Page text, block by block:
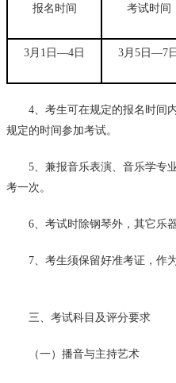
报名时间 考试时间
3 月 1 日—4 日 3 月 5 日—7 日
4、考生可在规定的报名时间内
规定的时间参加考试。
5、兼报音乐表演、音乐学专业
考一次。
6、考试时除钢琴外，其它乐器
7、考生须保留好准考证，作为
三、考试科目及评分要求
（一）播音与主持艺术